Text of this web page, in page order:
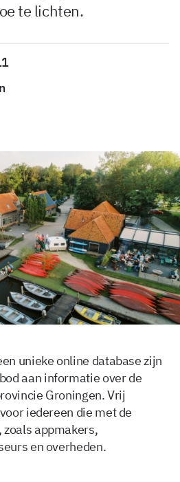
te lichten.
unieke online database zijn
aan informatie over de
Groningen. Vrij
iedereen die met de
appmakers,
en overheden.